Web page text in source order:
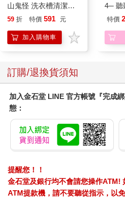
山鬼怪 洗衣槽清潔劑
450公克-10包組
59 折 特價 591 元
加入購物車
4─ 聽
期挑
特價
訂購/退換貨須知
加入金石堂 LINE 官方帳號『完成
態：
提醒您！！
金石堂及銀行均不會請您操作ATM!
ATM提款機，請不要聽從指示，以